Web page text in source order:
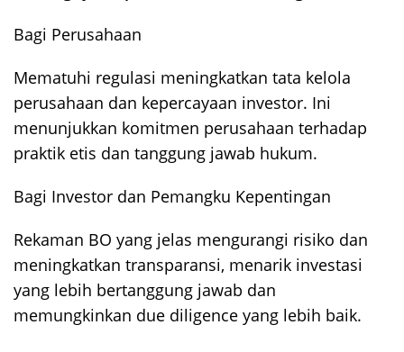
Bagi Perusahaan
Mematuhi regulasi meningkatkan tata kelola
perusahaan dan kepercayaan investor. Ini
menunjukkan komitmen perusahaan terhadap
praktik etis dan tanggung jawab hukum.
Bagi Investor dan Pemangku Kepentingan
Rekaman BO yang jelas mengurangi risiko dan
meningkatkan transparansi, menarik investasi
yang lebih bertanggung jawab dan
memungkinkan due diligence yang lebih baik.